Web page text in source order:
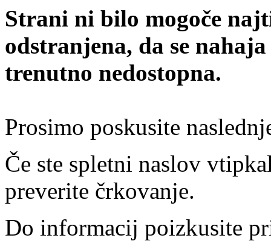
Strani ni bilo mogoče
odstranjena, da se
trenutno nedostopna.
Prosimo poskusite
Če ste spletni naslov
preverite črkovanje.
Do informacij poizkusite